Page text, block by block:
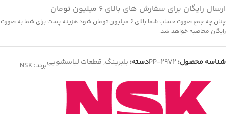
ارسال رایگان برای سفارش های بالای 6 میلیون تومان
چنان چه جمع صورت حساب شما بالای 6 میلیون تومان شود هزینه پست برای شما به صورت
رایگان محاصبه خواهد شد.
شناسه محصول: PP-2972دسته: بلبرینگ, قطعات لباسشوییبرند:NSK